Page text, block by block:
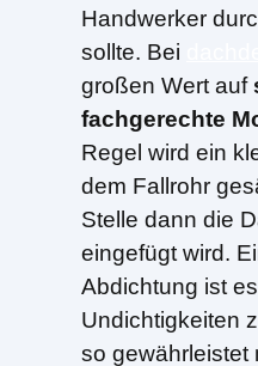
Handwerker
sollte. Bei
großen Wert auf
fachgerechte
Regel wird ein
dem Fallrohr
Stelle dann die
eingefügt wird.
Abdichtung ist
Undichtigkeiten
so gewährleistet